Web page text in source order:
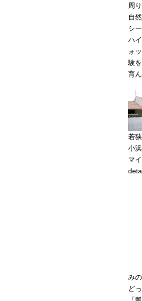
周
自
シ
ハ
ォ
験
育
若
小
マ
み
ど